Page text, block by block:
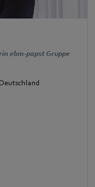
ebm-papst Gruppe
Deutschland